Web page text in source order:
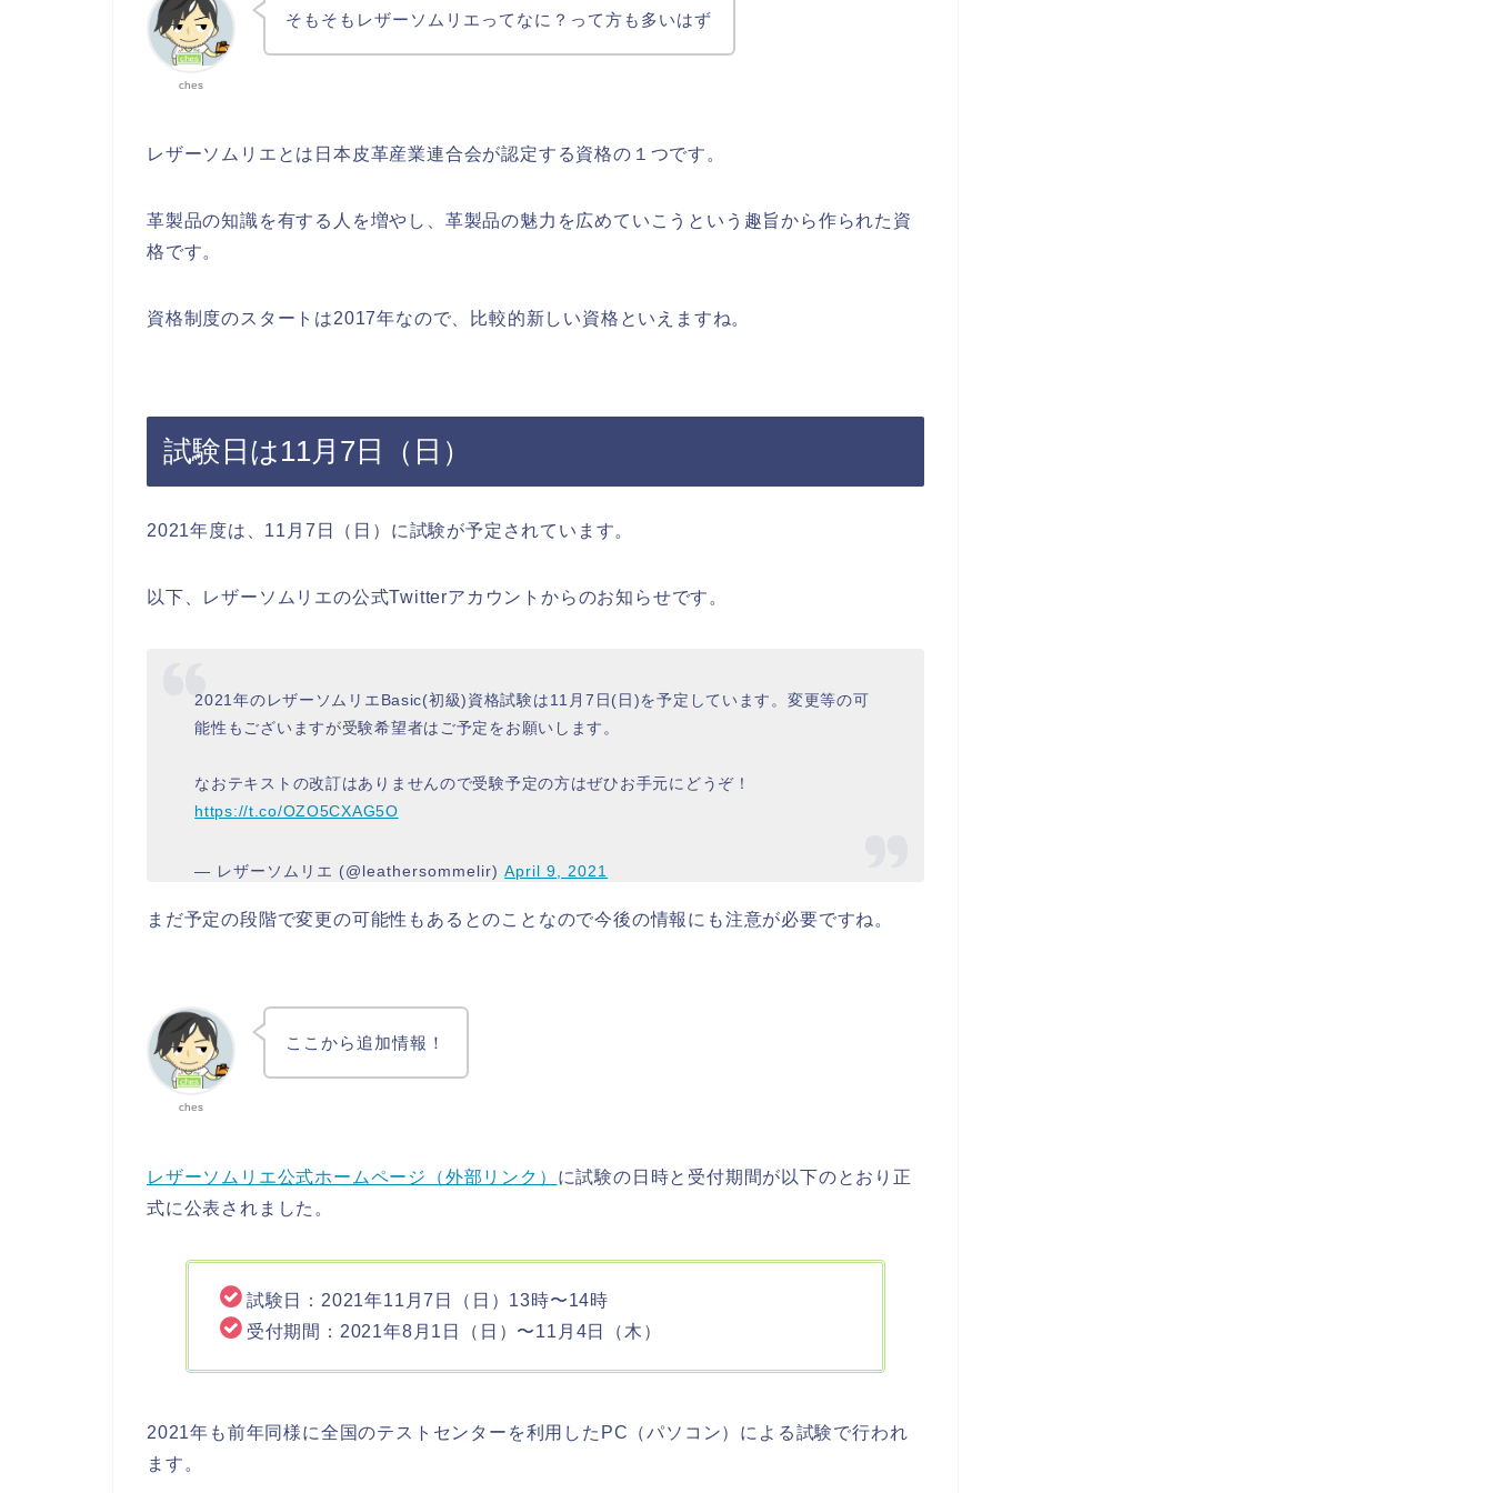
ches
そもそもレザーソムリエってなに？って方も多いはず
レザーソムリエとは日本皮革産業連合会が認定する資格の１つです。
革製品の知識を有する人を増やし、革製品の魅力を広めていこうという趣旨から作られた資
格です。
資格制度のスタートは2017年なので、比較的新しい資格といえますね。
試験日は11月7日（日）
2021年度は、11月7日（日）に試験が予定されています。
以下、レザーソムリエの公式Twitterアカウントからのお知らせです。
2021年のレザーソムリエBasic(初級)資格試験は11月7日(日)を予定しています。変更等の可
能性もございますが受験希望者はご予定をお願いします。
なおテキストの改訂はありませんので受験予定の方はぜひお手元にどうぞ！
https://t.co/OZO5CXAG5O
— レザーソムリエ (@leathersommelir)April 9, 2021
まだ予定の段階で変更の可能性もあるとのことなので今後の情報にも注意が必要ですね。
ches
ここから追加情報！
レザーソムリエ公式ホームページ（外部リンク） に試験の日時と受付期間が以下のとおり正
式に公表されました。
試験日：2021年11月7日（日）13時〜14時
受付期間：2021年8月1日（日）〜11月4日（木）
2021年も前年同様に全国のテストセンターを利用したPC（パソコン）による試験で行われ
ます。